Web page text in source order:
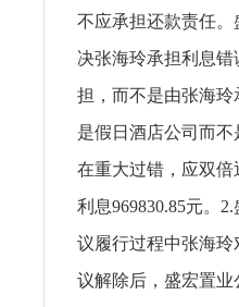
不应承担还款责任
决张海玲承担利息
担，而不是由张海
是假日酒店公司而
在重大过错，应双倍
利息969830.85元。
议履行过程中张海
议解除后，盛宏置